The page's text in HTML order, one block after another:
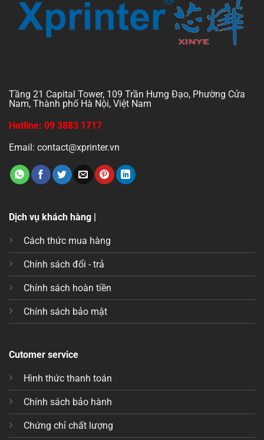
Tầng 21 Capital Tower, 109 Trần Hưng Đạo, Phường Cửa
Nam, Thành phố Hà Nội, Việt Nam
Hotline: 09 3883 1717
Email: contact@xprinter.vn
Dịch vụ khách hàng |
Cách thức mua hàng
Chính sách đổi - trả
Chính sách hoàn tiền
Chính sách bảo mật
Cutomer service
Hình thức thanh toán
Chính sách bảo hành
Chứng chỉ chất lượng